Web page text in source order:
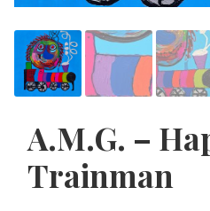
A.M.G. –
Trainman